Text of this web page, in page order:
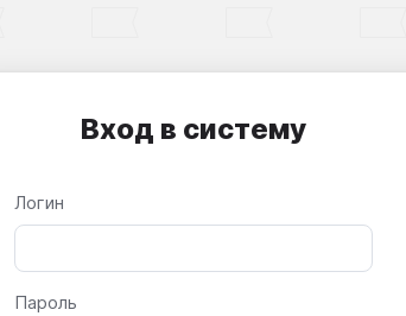
Вход в систему
Логин
Пароль